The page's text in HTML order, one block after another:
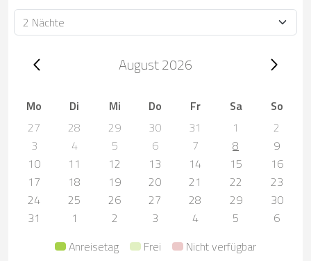
Dauer
Trip dates, August 2026August 2026
Mo Di Mi Do Fr Sa
So
27
28 29 30 31 1
2
3
4 5 6 7 8
9
10
11 12 13 14 15
16
17
18 19 20 21 22
23
24
25 26 27 28 29
30
31
1 2 3 4 5
6
Anreisetag
Frei Nicht verfügbar